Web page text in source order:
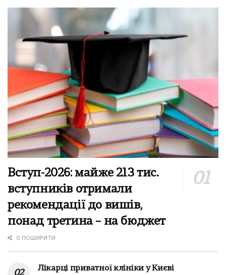
Вступ-2026: майже 213 тис.
вступників отримали
рекомендації до вишів,
понад третина – на бюджет
0 ПОШИРИТИ
Лікарці приватної клініки у Києві